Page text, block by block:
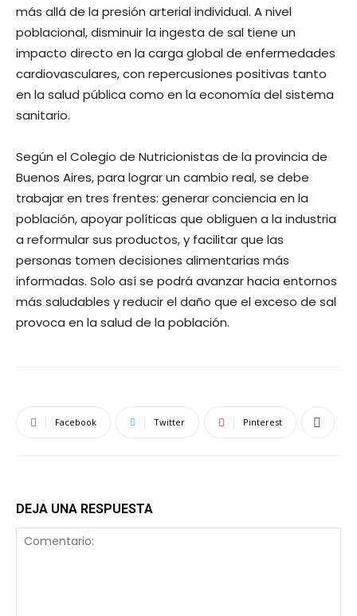
más allá de la presión arterial individual. A nivel
poblacional, disminuir la ingesta de sal tiene un
impacto directo en la carga global de enfermedades
cardiovasculares, con repercusiones positivas tanto
en la salud pública como en la economía del sistema
sanitario.
Según el Colegio de Nutricionistas de la provincia de
Buenos Aires, para lograr un cambio real, se debe
trabajar en tres frentes: generar conciencia en la
población, apoyar políticas que obliguen a la industria
a reformular sus productos, y facilitar que las
personas tomen decisiones alimentarias más
informadas. Solo así se podrá avanzar hacia entornos
más saludables y reducir el daño que el exceso de sal
provoca en la salud de la población.
Facebook Twitter Pinterest
DEJA UNA RESPUESTA